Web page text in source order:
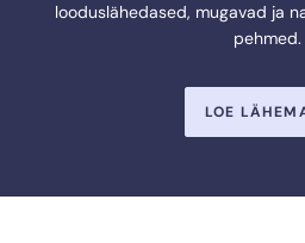
looduslähedased, mugavad ja
pehmed.
LOE